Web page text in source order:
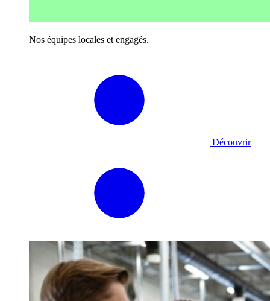
Nos équipes locales et engagés.
Découvrir